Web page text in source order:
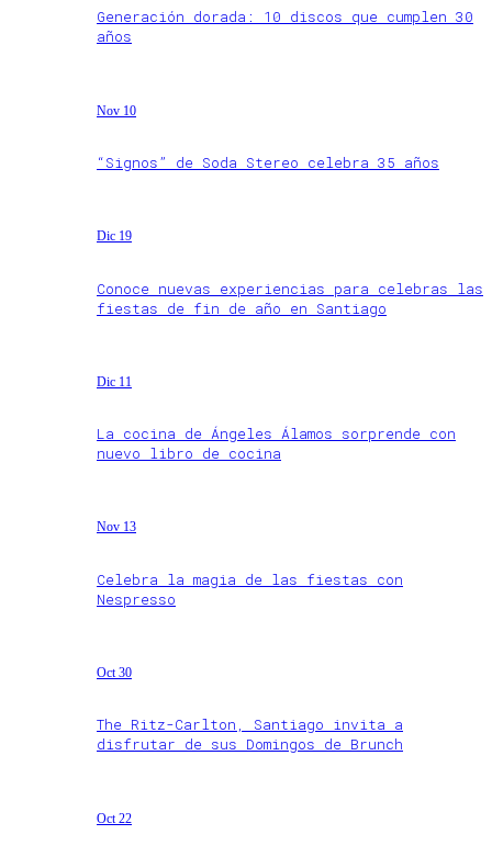
Generación dorada: 10 discos que cumplen 30
años
Nov 10
“Signos” de Soda Stereo celebra 35 años
Dic 19
Conoce nuevas experiencias para celebras las
fiestas de fin de año en Santiago
Dic 11
La cocina de Ángeles Álamos sorprende con
nuevo libro de cocina
Nov 13
Celebra la magia de las fiestas con
Nespresso
Oct 30
The Ritz-Carlton, Santiago invita a
disfrutar de sus Domingos de Brunch
Oct 22